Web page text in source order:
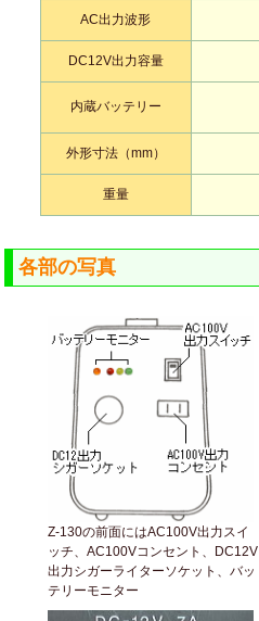
AC出力波形
DC12V出力容量
内蔵バッテリー
外形寸法（mm）
重量
各部の写真
Z-130の前面にはAC100V出力スイ
ッチ、AC100Vコンセント、DC12V
出力シガーライターソケット、バッ
テリーモニター